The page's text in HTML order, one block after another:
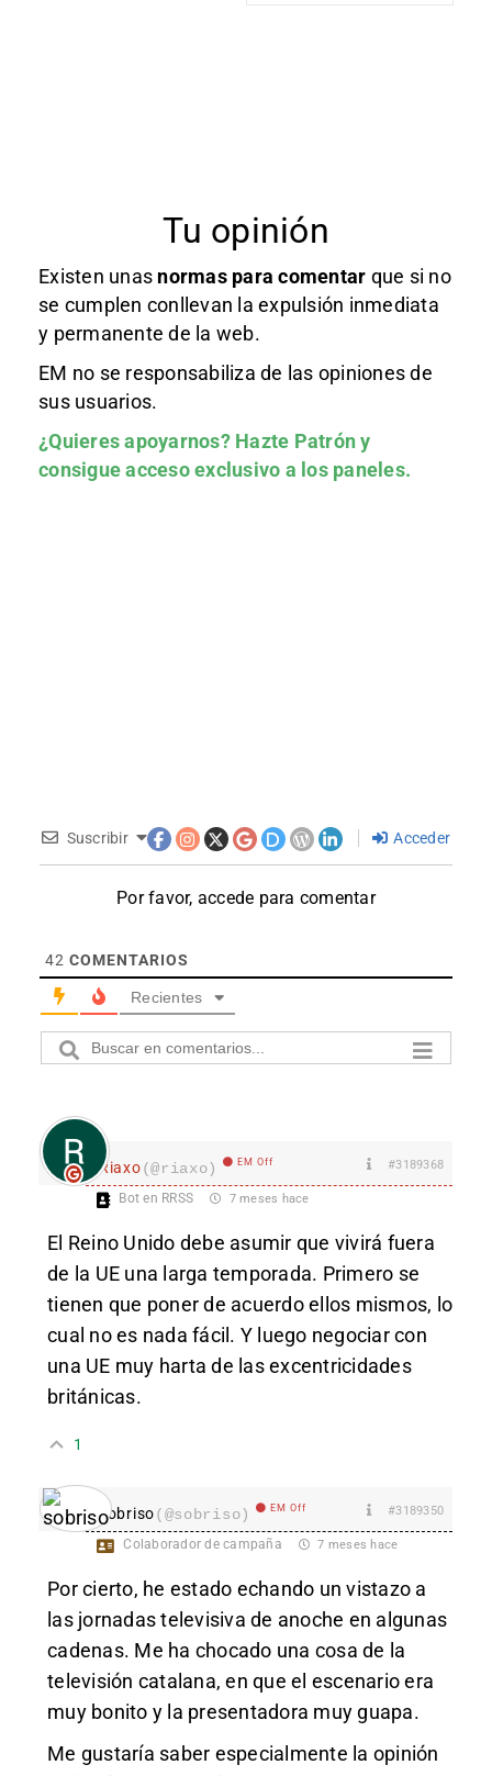
Tu opinión
Existen unas normas para comentar que si no
se cumplen conllevan la expulsión inmediata
y permanente de la web.
EM no se responsabiliza de las opiniones de
sus usuarios.
¿Quieres apoyarnos? Hazte Patróny
consigue acceso exclusivo a los paneles.
Suscribir Acceder
Por favor, accede para comentar
42 COMENTARIOS
Recientes
Riaxo(@riaxo) EM Off #3189368
Bot en RRSS 7 meses hace
El Reino Unido debe asumir que vivirá fuera
de la UE una larga temporada. Primero se
tienen que poner de acuerdo ellos mismos, lo
cual no es nada fácil. Y luego negociar con
una UE muy harta de las excentricidades
británicas.
1
sobriso(@sobriso) EM Off #3189350
Colaborador de campaña 7 meses hace
Por cierto, he estado echando un vistazo a
las jornadas televisiva de anoche en algunas
cadenas. Me ha chocado una cosa de la
televisión catalana, en que el escenario era
muy bonito y la presentadora muy guapa.
Me gustaría saber especialmente la opinión